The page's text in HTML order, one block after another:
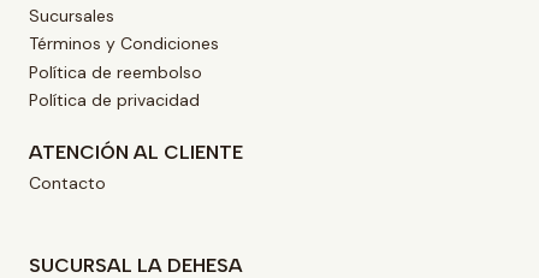
Sucursales
Términos y Condiciones
Política de reembolso
Política de privacidad
ATENCIÓN AL CLIENTE
Contacto
SUCURSAL LA DEHESA